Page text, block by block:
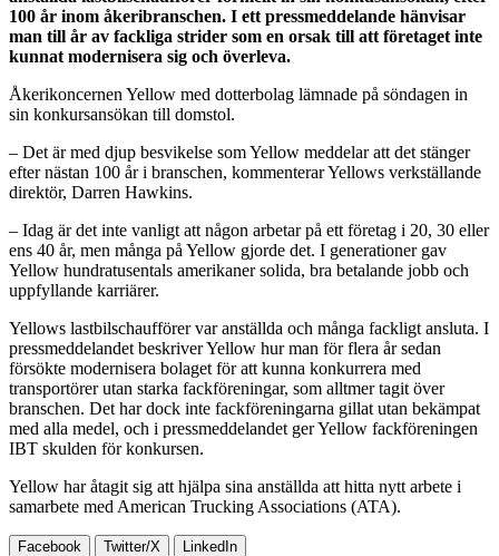
100 år inom åkeribranschen. I ett pressmeddelande hänvisar
man till år av fackliga strider som en orsak till att företaget inte
kunnat modernisera sig och överleva.
Åkerikoncernen Yellow med dotterbolag lämnade på söndagen in
sin konkursansökan till domstol.
– Det är med djup besvikelse som Yellow meddelar att det stänger
efter nästan 100 år i branschen, kommenterar Yellows verkställande
direktör, Darren Hawkins.
– Idag är det inte vanligt att någon arbetar på ett företag i 20, 30 eller
ens 40 år, men många på Yellow gjorde det. I generationer gav
Yellow hundratusentals amerikaner solida, bra betalande jobb och
uppfyllande karriärer.
Yellows lastbilschaufförer var anställda och många fackligt ansluta. I
pressmeddelandet beskriver Yellow hur man för flera år sedan
försökte modernisera bolaget för att kunna konkurrera med
transportörer utan starka fackföreningar, som alltmer tagit över
branschen. Det har dock inte fackföreningarna gillat utan bekämpat
med alla medel, och i pressmeddelandet ger Yellow fackföreningen
IBT skulden för konkursen.
Yellow har åtagit sig att hjälpa sina anställda att hitta nytt arbete i
samarbete med American Trucking Associations (ATA).
Facebook Twitter/X LinkedIn